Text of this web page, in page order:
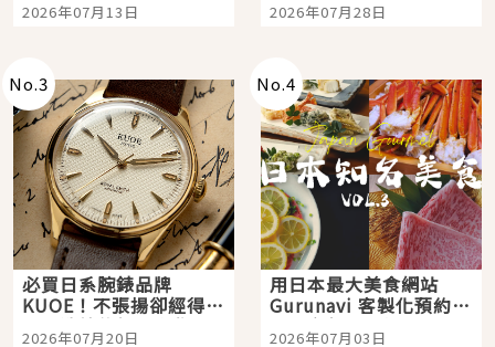
購物、美食及夜景，一
2026年07月13日 2026年07月28日
No.3
必買日系腕錶品牌
KUOE！不張揚卻經得起
時間洗鍊的經典之作五
2026年07月20日
No.4
用日本最大美食網站
Gurunavi 客製化預約九
大都市餐廳，打造專屬
2026年07月03日